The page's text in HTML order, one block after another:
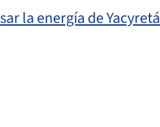
la energía de Yacyretá